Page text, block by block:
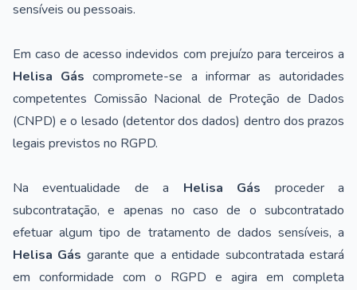
sensíveis ou pessoais.
Em caso de acesso indevidos com prejuízo para terceiros a
Helisa Gás compromete-se a informar as autoridades
competentes Comissão Nacional de Proteção de Dados
(CNPD) e o lesado (detentor dos dados) dentro dos prazos
legais previstos no RGPD.
Na eventualidade de a Helisa Gás proceder a
subcontratação, e apenas no caso de o subcontratado
efetuar algum tipo de tratamento de dados sensíveis, a
Helisa Gás garante que a entidade subcontratada estará
em conformidade com o RGPD e agira em completa